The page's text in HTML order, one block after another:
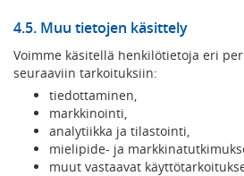
4.5. Muu tietojen käsittely
Voimme käsitellä henkilötietoja eri
seuraaviin tarkoituksiin:
tiedottaminen,
markkinointi,
analytiikka ja tilastointi,
mielipide- ja
muut vastaavat